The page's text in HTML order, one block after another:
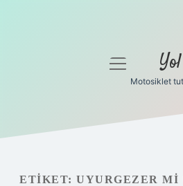
Gizlilik Politikası
menüyü
Motosiklet
ETIKET: UYURGEZER MI